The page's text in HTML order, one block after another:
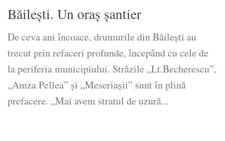
Băilești. Un oraș șantier
De ceva ani încoace, drumurile din Băileşti au
trecut prin refaceri profunde, începând cu cele de
la periferia municipiului. Străzile „Lt.Becherescu”,
„Amza Pellea” şi „Meseriaşii” sunt în plină
prefacere. „Mai avem stratul de uzură...